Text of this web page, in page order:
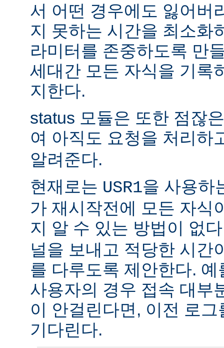
서 어떤 경우에도 잃어버
지 못하는 시간을 최소화
라미터를 존중하도록 만
세대간 모든 자식을 기록
지한다.
status 모듈은 또한 점잖
여 아직도 요청을 처리하
알려준다.
현재로는 USR1을 사용하
가 재시작전에 모든 자식
지 알 수 있는 방법이 없
널을 보내고 적당한 시간
를 다루도록 제안한다.
사용자의 경우 접속 대부
이 안걸린다면, 이전 로
기다린다.